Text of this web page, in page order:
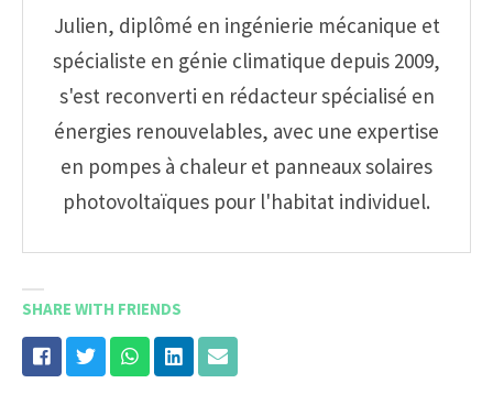
Julien, diplômé en ingénierie mécanique et
spécialiste en génie climatique depuis 2009,
s'est reconverti en rédacteur spécialisé en
énergies renouvelables, avec une expertise
en pompes à chaleur et panneaux solaires
photovoltaïques pour l'habitat individuel.
SHARE WITH FRIENDS